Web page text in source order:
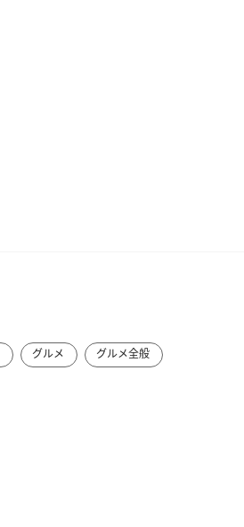
グルメ グルメ全般